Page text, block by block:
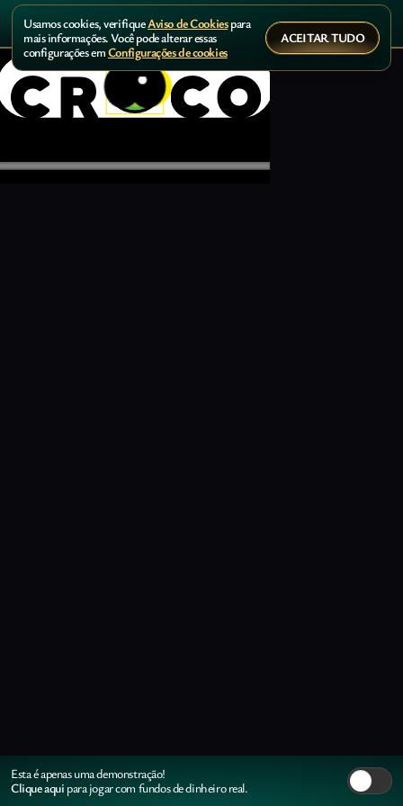
Esta é apenas uma demonstração!
Clique aqui para jogar com fundos de dinheiro real.
Usamos cookies, verifiqueAviso de Cookiespara
mais informações. Você pode alterar essas
configurações emConfigurações de cookies
ACEITAR TUDO